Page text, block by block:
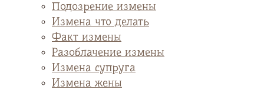
Подозрение измены
Измена что делать
Факт измены
Разоблачение измены
Измена супруга
Измена жены